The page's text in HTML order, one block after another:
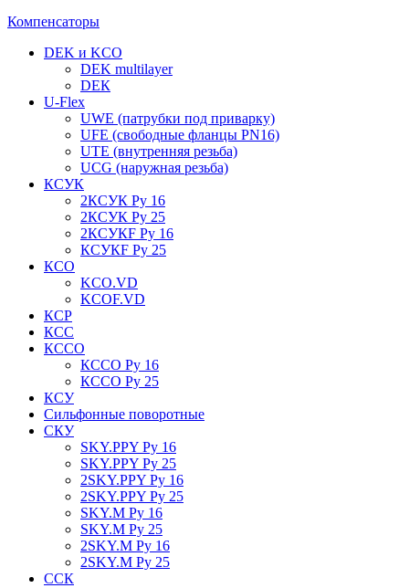
Компенсаторы
DEK и KCO
DEK multilayer
DЕК
U-Flex
UWE (патрубки под приварку)
UFE (свободные фланцы PN16)
UTE (внутренняя резьба)
UCG (наружная резьба)
КСУК
2КСУК Ру 16
2КСУК Ру 25
2КСУКF Ру 16
КСУКF Ру 25
КСО
KCO.VD
KCOF.VD
КСР
КСС
КССО
КССО Ру 16
КССО Ру 25
КСУ
Сильфонные поворотные
СКУ
SKY.PPY Ру 16
SKY.PPY Ру 25
2SKY.PPY Ру 16
2SKY.PPY Ру 25
SKY.M Ру 16
SKY.M Ру 25
2SKY.M Ру 16
2SKY.M Ру 25
ССК